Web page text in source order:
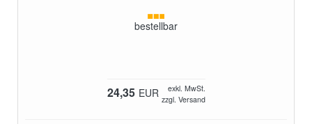
bestellbar
24,35 EUR
exkl. MwSt.
zzgl. Versand